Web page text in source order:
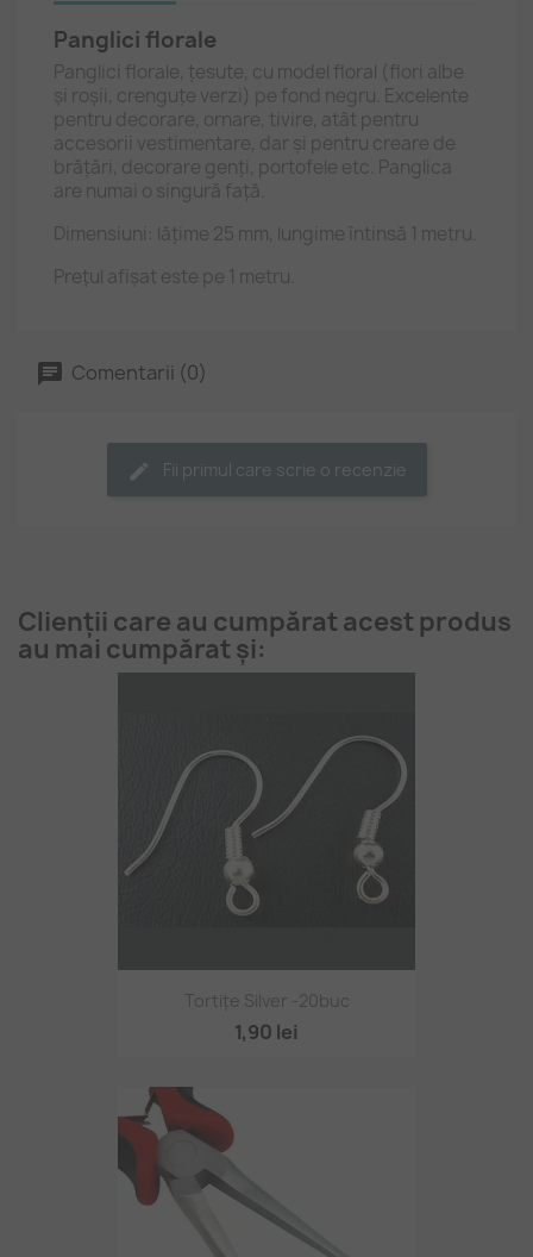
Panglici florale
Panglici florale, țesute, cu model floral (flori albe
și roșii, crenguțe verzi) pe fond negru. Excelente
pentru decorare, ornare, tivire, atât pentru
accesorii vestimentare, dar și pentru creare de
brățări, decorare genți, portofele etc. Panglica
are numai o singură față.
Dimensiuni: lățime 25 mm, lungime întinsă 1 metru.
Prețul afișat este pe 1 metru.
Comentarii (0)
Fii primul care scrie o recenzie
Clienții care au cumpărat acest produs
au mai cumpărat și:
Tortițe Silver -20buc
1,90 lei